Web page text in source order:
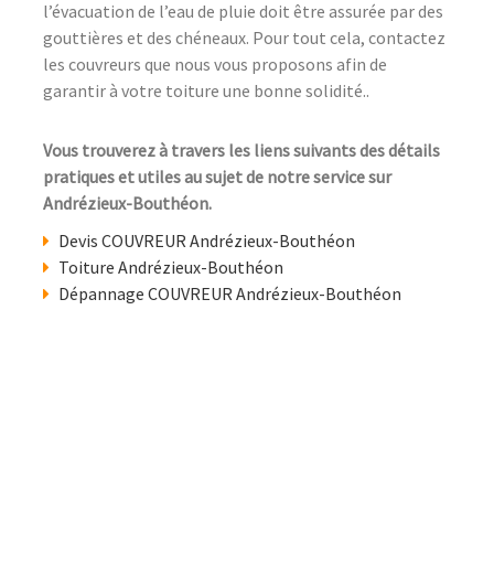
l’évacuation de l’eau de pluie doit être assurée par des
gouttières et des chéneaux. Pour tout cela, contactez
les couvreurs que nous vous proposons afin de
garantir à votre toiture une bonne solidité..
Vous trouverez à travers les liens suivants des détails
pratiques et utiles au sujet de notre service sur
Andrézieux-Bouthéon.
Devis COUVREUR Andrézieux-Bouthéon
Toiture Andrézieux-Bouthéon
Dépannage COUVREUR Andrézieux-Bouthéon